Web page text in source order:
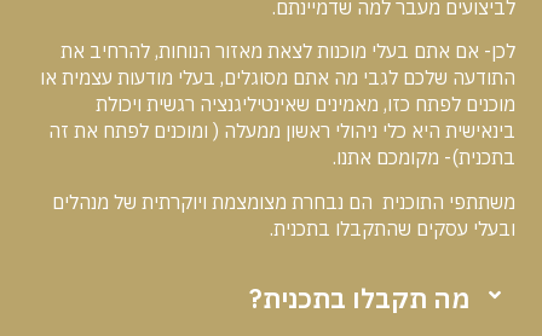
לביצועים מעבר למה שדמיינתם.
לכן- אם אתם בעלי מוכנות לצאת מאזור הנוחות, להרחיב את
התודעה שלכם לגבי מה אתם מסוגלים, בעלי מודעות עצמית או
מוכנים לפתח כזו, מאמינים שאינטיליגנציה רגשית ויכולת
בינאישית היא כלי ניהולי ראשון ממעלה ( ומוכנים לפתח את זה
בתכנית)- מקומכם אתנו.
משתתפי התוכנית הם נבחרת מצומצמת ויוקרתית של מנהלים
ובעלי עסקים שהתקבלו בתכנית.
מה תקבלו בתכנית?